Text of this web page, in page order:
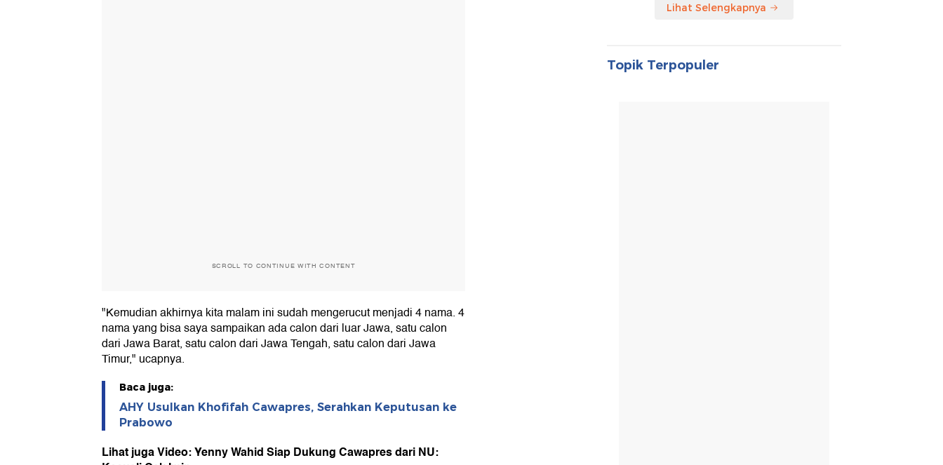
SCROLL TO CONTINUE WITH CONTENT
"Kemudian akhirnya kita malam ini sudah mengerucut menjadi 4 nama. 4
nama yang bisa saya sampaikan ada calon dari luar Jawa, satu calon
dari Jawa Barat, satu calon dari Jawa Tengah, satu calon dari Jawa
Timur," ucapnya.
Baca juga:
AHY Usulkan Khofifah Cawapres, Serahkan Keputusan ke
Prabowo
Lihat juga Video: Yenny Wahid Siap Dukung Cawapres dari NU:
Lihat Selengkapnya
Topik Terpopuler